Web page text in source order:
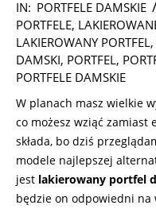
06-
05
IN: PORTFELE DAMSKIE
PORTFELE,
LAKIEROWANY PORTFEL,
DAMSKI, PORTFEL,
PORTFELE DAMSKIE
W planach masz wielkie
co możesz wziąć zamiast
składa, bo dziś
modele najlepszej
jest lakierowany portfel
będzie on odpowiedni na